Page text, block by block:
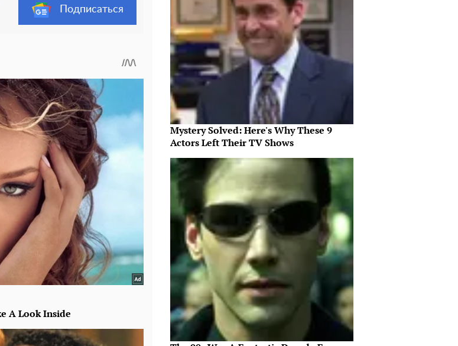
Подписаться
Mystery Solved: Here's Why These 9
Actors Left Their TV Shows